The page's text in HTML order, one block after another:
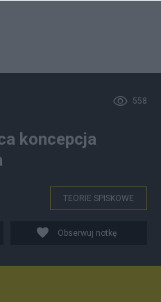
558
koncepcja
TEORIE SPISKOWE
Obserwuj notkę